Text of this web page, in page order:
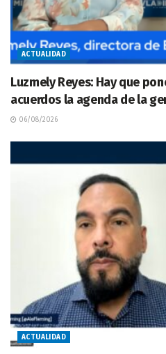
ACTUALIDAD
Luzmely Reyes: Hay que
acuerdos la agenda de la
06/08/2026
ACTUALIDAD